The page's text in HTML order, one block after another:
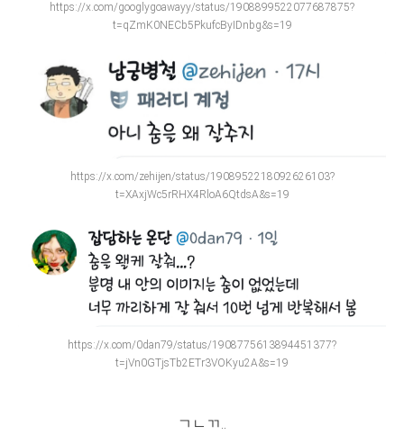
https://x.com/googlygoawayy/status/1908899522077687875?
t=qZmK0NECb5PkufcByIDnbg&s=19
https://x.com/zehijen/status/1908952218092626103?
t=XAxjWc5rRHX4RloA6QtdsA&s=19
https://x.com/0dan79/status/1908775613894451377?
t=jVn0GTjsTb2ETr3VOKyu2A&s=19
ㄱㄴㄲ..